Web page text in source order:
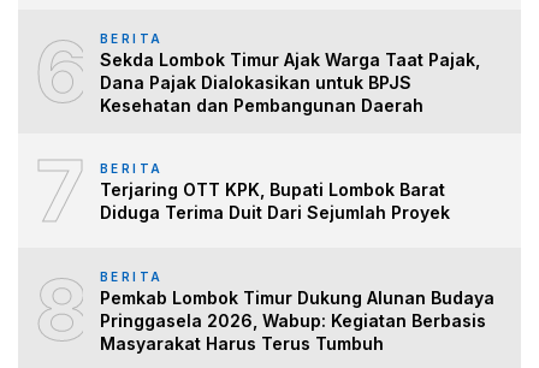
6 BERITA
Sekda Lombok Timur Ajak Warga Taat Pajak,
Dana Pajak Dialokasikan untuk BPJS
Kesehatan dan Pembangunan Daerah
7 BERITA
Terjaring OTT KPK, Bupati Lombok Barat
Diduga Terima Duit Dari Sejumlah Proyek
8 BERITA
Pemkab Lombok Timur Dukung Alunan Budaya
Pringgasela 2026, Wabup: Kegiatan Berbasis
Masyarakat Harus Terus Tumbuh